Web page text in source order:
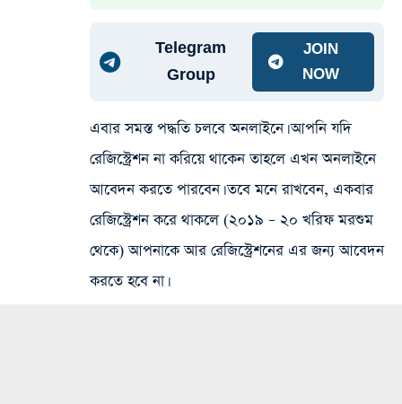
Telegram
Group
JOIN
NOW
এবার সমস্ত পদ্ধতি চলবে অনলাইনে। আপনি যদি
রেজিস্ট্রেশন না করিয়ে থাকেন তাহলে এখন অনলাইনে
আবেদন করতে পারবেন। তবে মনে রাখবেন, একবার
রেজিস্ট্রেশন করে থাকলে (২০১৯ – ২০ খরিফ মরশুম
থেকে) আপনাকে আর রেজিস্ট্রেশনের এর জন্য আবেদন
করতে হবে না।